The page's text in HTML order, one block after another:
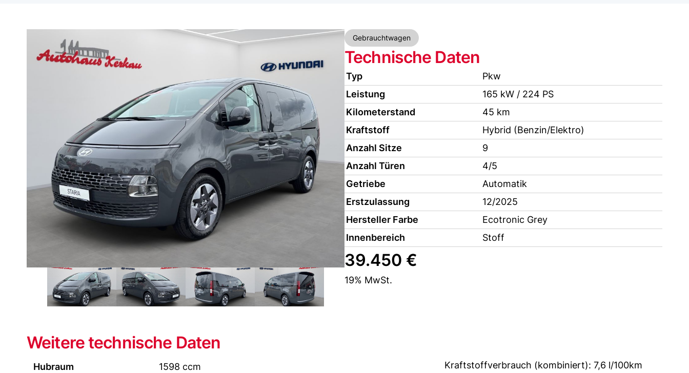
Gebrauchtwagen
Technische Daten
Typ
Pkw
Leistung
165 kW / 224 PS
Kilometerstand
45 km
Kraftstoff
Hybrid (Benzin/Elektro)
Anzahl Sitze
9
Anzahl Türen
4/5
Getriebe
Automatik
Erstzulassung
12/2025
Hersteller Farbe
Ecotronic Grey
Innenbereich
Stoff
39.450 €
19% MwSt.
Weitere technische Daten
Hubraum
1598 ccm
Kraftstoffverbrauch (kombiniert):7,6 l/100km